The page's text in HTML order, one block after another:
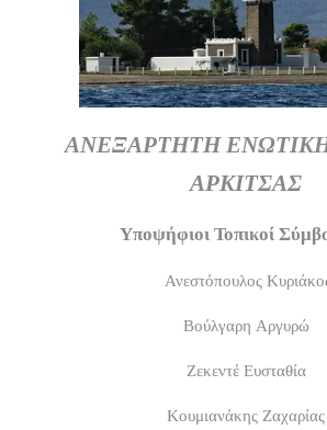
ΑΝΕΞΑΡΤΗΤΗ
ΑΡΚΙΤΣΑΣ
Υποψήφιοι Τοπικοί
Ανεστόπουλος
Βούλγαρη Αργυρώ
Ζεκεντέ Ευσταθία
Κουμιανάκης Ζαχαρίας